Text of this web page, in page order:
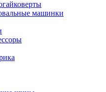
машинки